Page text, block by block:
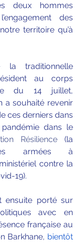
deux hommes
des
territoire qu’à
la traditionnelle
au corps
du 14 juillet,
a souhaité revenir
ces derniers dans
dans le
Résilience (la
armées à
contre la
19).
ensuite porté sur
avec en
française au
Barkhane, bientôt